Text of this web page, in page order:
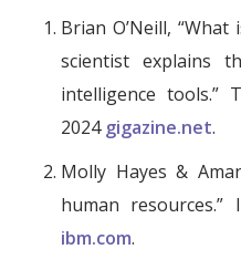
Brian O’Neill,
scientist explains
intelligence tools.”
2024 ​gigazine.net.
Molly Hayes &
human
ibm.com.